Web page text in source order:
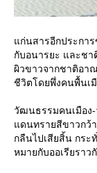
ก่นสารอีกประการ
กับอนารยะ และช
ผิวขาวจากชาติอา
ชีวิตโดยพึ่งคนพื้นเ
วัฒนธรรมคนเมือง
ดนทรายสีขาวกว้า
กลืนไปเสียสิ้น กระ
หมายกับออเรียรา